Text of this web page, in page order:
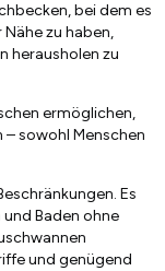
bei dem es
zu haben,
herausholen zu
ermöglichen,
sowohl Menschen
Es
Baden ohne
und genügend